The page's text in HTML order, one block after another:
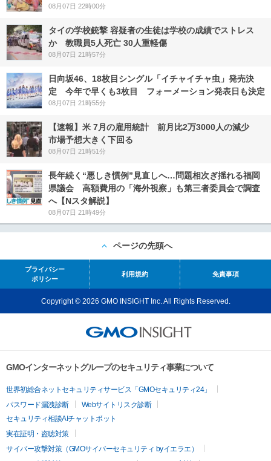
08月07日 22時00分
タイの学校銃撃 容疑者の生徒は学校の成績でストレス
か 教職員5人死亡 30人重軽傷
08月07日 21時57分
日向坂46、18枚目シングル「イチャイチャ虫」発売決
定 今年で早くも3枚目 フォーメーション発表日も決定
08月07日 21時55分
【速報】米 7月の雇用統計 前月比2万3000人の減少
市場予想大きく下回る
08月07日 21時51分
長年続く“悪しき慣例”見直しへ…問題相次ぎ揺れる福岡
県議会 高額費用の「海外視察」も第三者委員会で調査
へ【Nスタ解説】
08月07日 21時49分
ページの先頭へ
プライバシー
ポリシー
利用規約 免責事項
Copyright © 2026 GMO INSIGHT Inc. All Rights Reserved.
GMOインターネットグループのセキュリティ事業について
世界初総合ネットセキュリティサービス「GMOセキュリティ24」
パスワード漏洩診断
Webサイトリスク診断
セキュリティ相談AIチャットボット
実在証明・盗聴対策
サイバー攻撃対策（GMOサイバーセキュリティ byイエラエ）